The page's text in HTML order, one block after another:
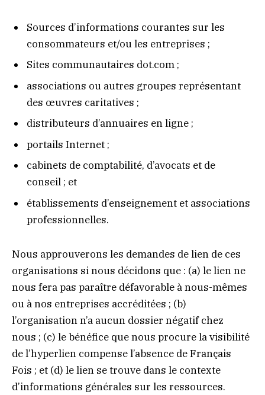
Sources d’informations courantes sur les
consommateurs et/ou les entreprises ;
Sites communautaires dot.com ;
associations ou autres groupes représentant
des œuvres caritatives ;
distributeurs d’annuaires en ligne ;
portails Internet ;
cabinets de comptabilité, d’avocats et de
conseil ; et
établissements d’enseignement et associations
professionnelles.
Nous approuverons les demandes de lien de ces
organisations si nous décidons que : (a) le lien ne
nous fera pas paraître défavorable à nous-mêmes
ou à nos entreprises accréditées ; (b)
l’organisation n’a aucun dossier négatif chez
nous ; (c) le bénéfice que nous procure la visibilité
de l’hyperlien compense l’absence de Français
Fois ; et (d) le lien se trouve dans le contexte
d’informations générales sur les ressources.